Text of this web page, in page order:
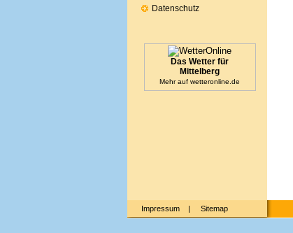
Datenschutz
Das Wetter für
Mittelberg
Mehr auf wetteronline.de
Impressum | Sitemap